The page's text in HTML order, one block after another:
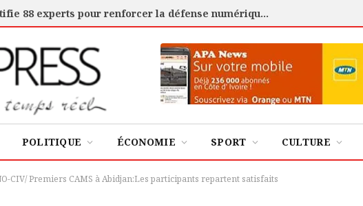
Cybersécurité : l’ANSSI certifie 88 experts pour renforcer la défense numérique de la Côte d’Ivoire
POLITIQUE ÉCONOMIE SPORT CULTURE
CIV/ Premiers CAMS à Abidjan:Les participants repartent satisfaits